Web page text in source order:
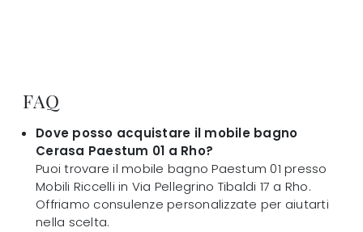
FAQ
Dove posso acquistare il mobile bagno
Cerasa Paestum 01 a Rho?
Puoi trovare il mobile bagno Paestum 01 presso
Mobili Riccelli in Via Pellegrino Tibaldi 17 a Rho.
Offriamo consulenze personalizzate per aiutarti
nella scelta.